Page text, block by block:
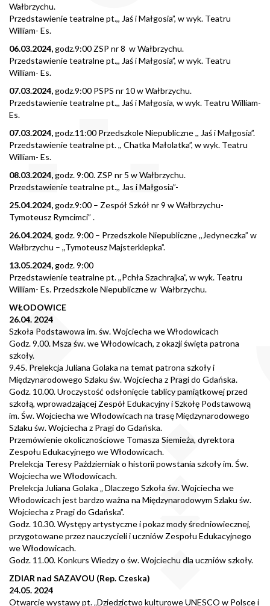
Wałbrzychu.
Przedstawienie teatralne pt.,, Jaś i Małgosia”, w wyk. Teatru
William- Es.
06.03.2024,godz.9:00 ZSP nr 8 w Wałbrzychu.
Przedstawienie teatralne pt.,, Jaś i Małgosia”, w wyk. Teatru
William- Es.
07.03.2024,godz.9:00 PSPS nr 10 w Wałbrzychu.
Przedstawienie teatralne pt.,, Jaś i Małgosia, w wyk. Teatru William-
Es.
07.03.2024,godz.11:00 Przedszkole Niepubliczne ,, Jaś i Małgosia”.
Przedstawienie teatralne pt. ,, Chatka Małolatka”, w wyk. Teatru
William- Es.
08.03.2024,godz. 9:00. ZSP nr 5 w Wałbrzychu.
Przedstawienie teatralne pt.,, Jas i Małgosia”-
25.04.2024,godz.9:00 – Zespół Szkół nr 9 w Wałbrzychu-
Tymoteusz Rymcimci” .
26.04.2024, godz. 9:00 – Przedszkole Niepubliczne ,,Jedyneczka” w
Wałbrzychu – ,,Tymoteusz Majsterklepka”.
13.05.2024,godz. 9:00
Przedstawienie teatralne pt. ,,Pchła Szachrajka”, w wyk. Teatru
William- Es. Przedszkole Niepubliczne w Wałbrzychu.
WŁODOWICE
26.04. 2024
Szkoła Podstawowa im. św. Wojciecha we Włodowicach
Godz. 9.00. Msza św. we Włodowicach, z okazji święta patrona
szkoły.
9.45. Prelekcja Juliana Golaka na temat patrona szkoły i
Międzynarodowego Szlaku św. Wojciecha z Pragi do Gdańska.
Godz. 10.00. Uroczystość odsłonięcie tablicy pamiątkowej przed
szkołą, wprowadzającej Zespół Edukacyjny i Szkołę Podstawową
im. Św. Wojciecha we Włodowicach na trasę Międzynarodowego
Szlaku św. Wojciecha z Pragi do Gdańska.
Przemówienie okolicznościowe Tomasza Siemieża, dyrektora
Zespołu Edukacyjnego we Włodowicach.
Prelekcja Teresy Październiak o historii powstania szkoły im. Św.
Wojciecha we Włodowicach.
Prelekcja Juliana Golaka „ Dlaczego Szkoła św. Wojciecha we
Włodowicach jest bardzo ważna na Międzynarodowym Szlaku św.
Wojciecha z Pragi do Gdańska”.
Godz. 10.30. Występy artystyczne i pokaz mody średniowiecznej,
przygotowane przez nauczycieli i uczniów Zespołu Edukacyjnego
we Włodowicach.
Godz. 11.00. Konkurs Wiedzy o św. Wojciechu dla uczniów szkoły.
ZDIAR nad SAZAVOU (Rep. Czeska)
24.05. 2024
Otwarcie wystawy pt. „Dziedzictwo kulturowe UNESCO w Polsce i